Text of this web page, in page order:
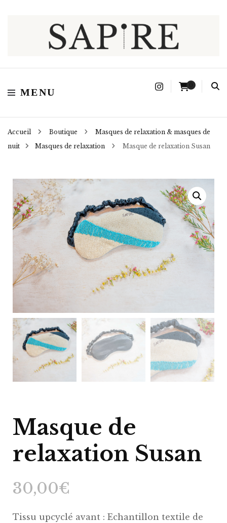
Sapire
MENU
Accueil Boutique
Masques de relaxation & masques de
nuit
Masques de relaxation Masque de relaxation Susan
Masque de
relaxation Susan
30,00€
Tissu upcyclé avant : Echantillon textile de